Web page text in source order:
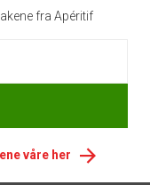
fra Apéritif
våre her